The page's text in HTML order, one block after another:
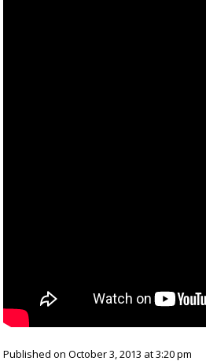
Published on October 3, 2013 at 3:20 pm